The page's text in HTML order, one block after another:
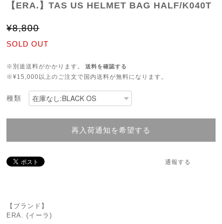
【ERA.】TAS US HELMET BAG HALF/K040T
¥8,800
SOLD OUT
※別途送料がかかります。 送料を確認する
※¥15,000以上のご注文で国内送料が無料になります。
種類
再入荷通知を希望する
通報する
【ブランド】
ERA. (イーラ)